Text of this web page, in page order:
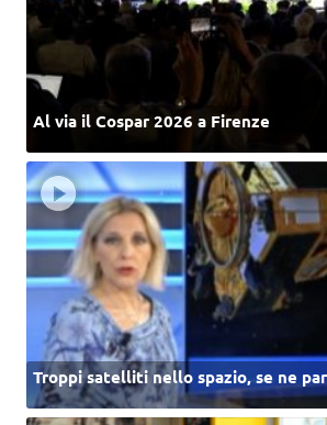
Al via il Cospar 2026 a Firenze
Troppi satelliti nello spazio, se ne